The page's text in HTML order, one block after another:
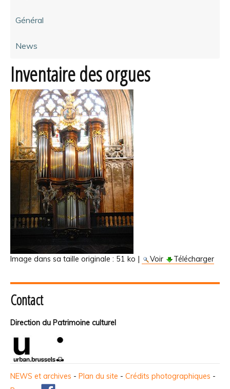
Général
News
Inventaire des orgues
Image dans sa taille originale : 51 ko | Voir Télécharger
Contact
Direction du Patrimoine culturel
NEWS et archives - Plan du site - Crédits photographiques -